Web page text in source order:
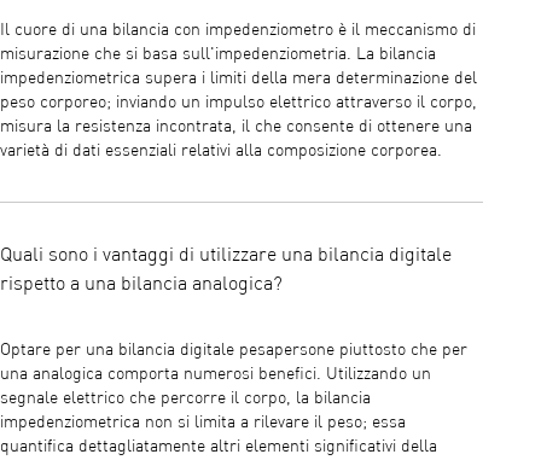
Il cuore di una bilancia con impedenziometro è il meccanismo di
misurazione che si basa sull'impedenziometria. La bilancia
impedenziometrica supera i limiti della mera determinazione del
peso corporeo; inviando un impulso elettrico attraverso il corpo,
misura la resistenza incontrata, il che consente di ottenere una
varietà di dati essenziali relativi alla composizione corporea.
Quali sono i vantaggi di utilizzare una bilancia digitale
rispetto a una bilancia analogica?
Optare per una bilancia digitale pesapersone piuttosto che per
una analogica comporta numerosi benefici. Utilizzando un
segnale elettrico che percorre il corpo, la bilancia
impedenziometrica non si limita a rilevare il peso; essa
quantifica dettagliatamente altri elementi significativi della